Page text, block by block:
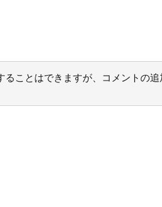
ことはできますが、コメントの